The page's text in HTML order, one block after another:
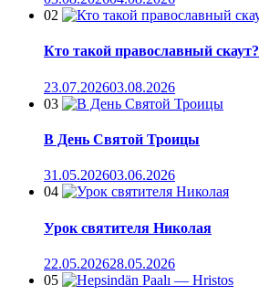
02
Кто такой православный скаут?
23.07.202603.08.2026
03
В День Святой Троицы
31.05.202603.06.2026
04
Урок святителя Николая
22.05.202628.05.2026
05